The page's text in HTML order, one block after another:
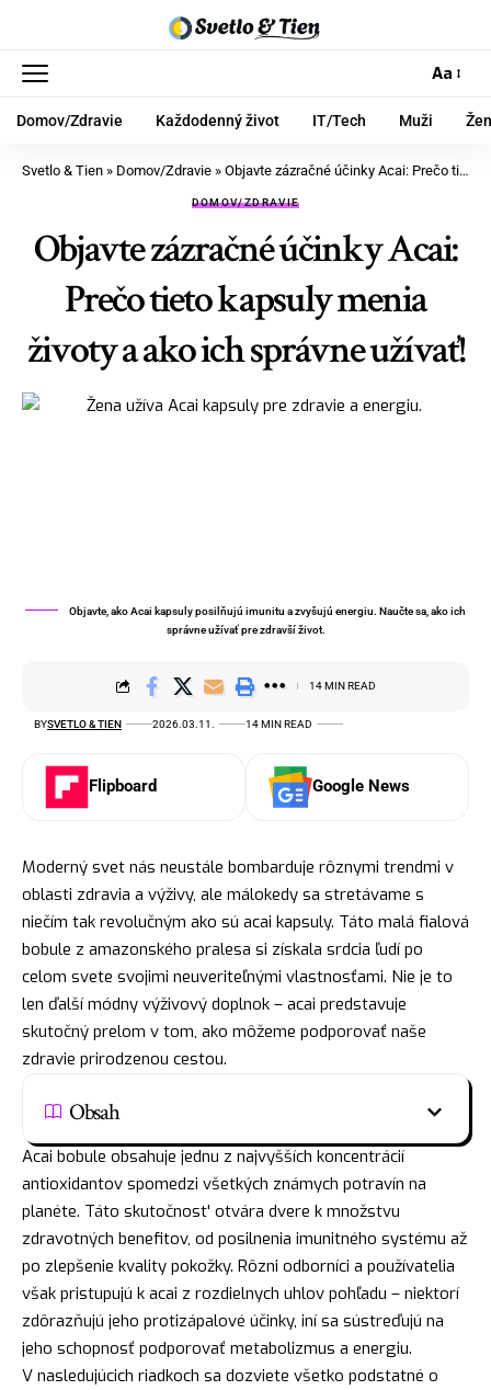
Aa
Domov/Zdravie Každodenný život IT/Tech Muži
Svetlo & Tien » Domov/Zdravie » Objavte zázračné účinky Acai: Prečo tieto kapsuly menia životy a ako ich správne užívať!
DOMOV/ZDRAVIE
Objavte zázračné účinky Acai:
Prečo tieto kapsuly menia
životy a ako ich správne užívať!
Objavte, ako Acai kapsuly posilňujú imunitu a zvyšujú energiu. Naučte sa, ako ich
správne užívať pre zdravší život.
BYSVETLO & TIEN 2026.03.11. 14 MIN READ
14 MIN READ
Flipboard Google News
Moderný svet nás neustále bombarduje rôznymi trendmi v
oblasti zdravia a výživy, ale málokedy sa stretávame s
niečím tak revolučným ako sú acai kapsuly. Táto malá fialová
bobule z amazonského pralesa si získala srdcia ľudí po
celom svete svojimi neuveriteľnými vlastnosťami. Nie je to
len ďalší módny výživový doplnok – acai predstavuje
skutočný prelom v tom, ako môžeme podporovať naše
zdravie prirodzenou cestou.
Obsah
Acai bobule obsahuje jednu z najvyšších koncentrácií
antioxidantov spomedzi všetkých známych potravín na
planéte. Táto skutočnost' otvára dvere k množstvu
zdravotných benefitov, od posilnenia imunitného systému až
po zlepšenie kvality pokožky. Rôzni odborníci a používatelia
však pristupujú k acai z rozdielnych uhlov pohľadu – niektorí
zdôrazňujú jeho protizápalové účinky, iní sa sústreďujú na
jeho schopnosť podporovať metabolizmus a energiu.
V nasledujúcich riadkoch sa dozviete všetko podstatné o